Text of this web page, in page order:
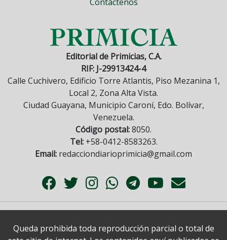
Editorial de Primicias, C.A.
RIF: J-29913424-4
Calle Cuchivero, Edificio Torre Atlantis, Piso Mezanina 1,
Local 2, Zona Alta Vista.
Ciudad Guayana, Municipio Caroní, Edo. Bolívar,
Venezuela.
Código postal:8050.
Tel:+58-0412-8583263.
Email: redacciondiarioprimicia@gmail.com
Queda prohibida toda reproducción parcial o total de